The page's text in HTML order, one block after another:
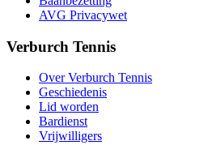
AVG Privacywet
Verburch Tennis
Over Verburch Tennis
Geschiedenis
Lid worden
Bardienst
Vrijwilligers